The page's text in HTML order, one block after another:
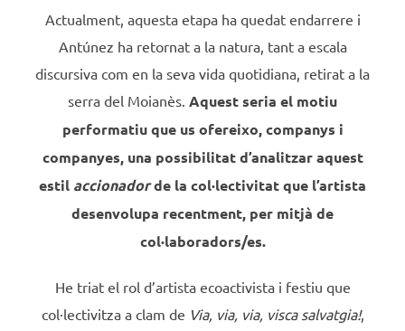
Actualment, aquesta etapa ha quedat endarrere i
Antúnez ha retornat a la natura, tant a escala
discursiva com en la seva vida quotidiana, retirat a la
serra del Moianès. Aquest seria el motiu
performatiu que us ofereixo, companys i
companyes, una possibilitat d’analitzar aquest
estil accionadorde la col·lectivitat que l’artista
desenvolupa recentment, per mitjà de
col·laboradors/es.
He triat el rol d’artista ecoactivista i festiu que
col·lectivitza a clam de Via, via, via, visca salvatgia!,